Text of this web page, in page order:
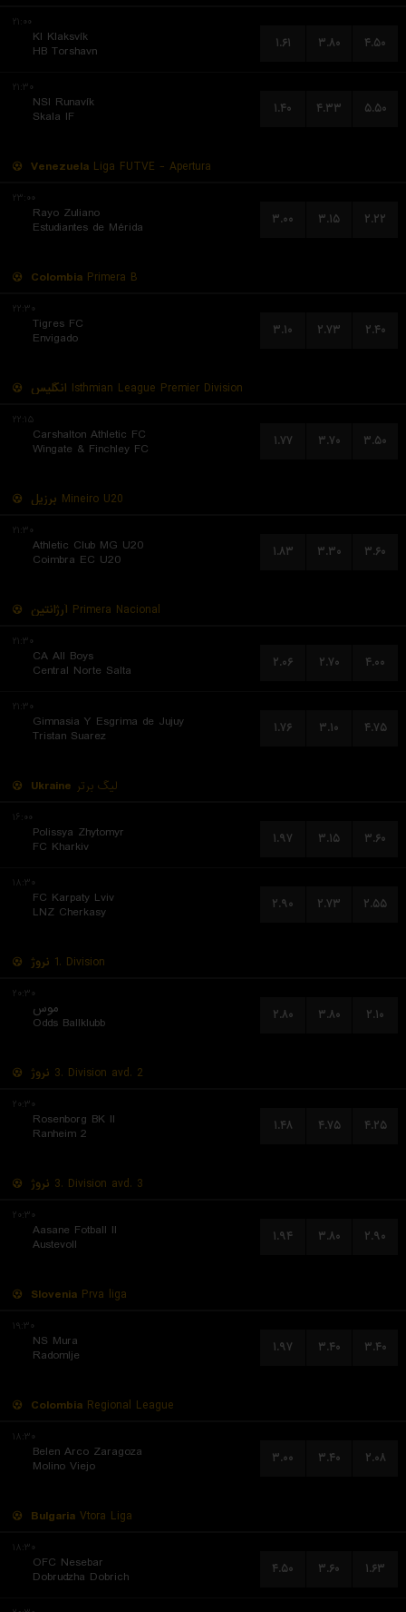
۲۱:۰۰
KI Klaksvík
HB Torshavn
۱.۶۱ ۳.۸۰ ۴.۵۰
۲۱:۳۰
NSI Runavík
Skala IF
۱.۴۰ ۴.۳۳ ۵.۵۰
Venezuela Liga FUTVE - Apertura
۲۳:۰۰
Rayo Zuliano
Estudiantes de Mérida
۳.۰۰ ۳.۱۵ ۲.۲۲
Colombia Primera B
۲۲:۳۰
Tigres FC
Envigado
۳.۱۰ ۲.۷۳ ۲.۴۰
انگلیس Isthmian League Premier Division
۲۲:۱۵
Carshalton Athletic FC
Wingate & Finchley FC
۱.۷۷ ۳.۷۰ ۳.۵۰
برزیل Mineiro U20
۲۱:۳۰
Athletic Club MG U20
Coimbra EC U20
۱.۸۳ ۳.۳۰ ۳.۶۰
آرژانتین Primera Nacional
۲۱:۳۰
CA All Boys
Central Norte Salta
۲.۰۶ ۲.۷۰ ۴.۰۰
۲۱:۳۰
Gimnasia Y Esgrima de Jujuy
Tristan Suarez
۱.۷۶ ۳.۱۰ ۴.۷۵
Ukraine لیگ برتر
۱۶:۰۰
Polissya Zhytomyr
FC Kharkiv
۱.۹۷ ۳.۱۵ ۳.۶۰
۱۸:۳۰
FC Karpaty Lviv
LNZ Cherkasy
۲.۹۰ ۲.۷۳ ۲.۵۵
نروژ 1. Division
۲۰:۳۰
موس
Odds Ballklubb
۲.۸۰ ۳.۸۰ ۲.۱۰
نروژ 3. Division avd. 2
۲۰:۳۰
Rosenborg BK II
Ranheim 2
۱.۴۸ ۴.۷۵ ۴.۲۵
نروژ 3. Division avd. 3
۲۰:۳۰
Aasane Fotball II
Austevoll
۱.۹۴ ۳.۸۰ ۲.۹۰
Slovenia Prva liga
۱۹:۳۰
NS Mura
Radomlje
۱.۹۷ ۳.۴۰ ۳.۴۰
Colombia Regional League
۱۸:۳۰
Belen Arco Zaragoza
Molino Viejo
۳.۰۰ ۳.۴۰ ۲.۰۸
Bulgaria Vtora Liga
۱۸:۳۰
OFC Nesebar
Dobrudzha Dobrich
۴.۵۰ ۳.۶۰ ۱.۶۳